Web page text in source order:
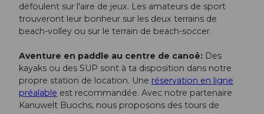
défoulent sur l'aire de jeux. Les amateurs de sport
trouveront leur bonheur sur les deux terrains de
beach-volley ou sur le terrain de beach-soccer.
Aventure en paddle au centre de canoë: Des
kayaks ou des SUP sont à ta disposition dans notre
propre station de location. Une réservation en ligne
préalable est recommandée. Avec notre partenaire
Kanuwelt Buochs, nous proposons des tours de